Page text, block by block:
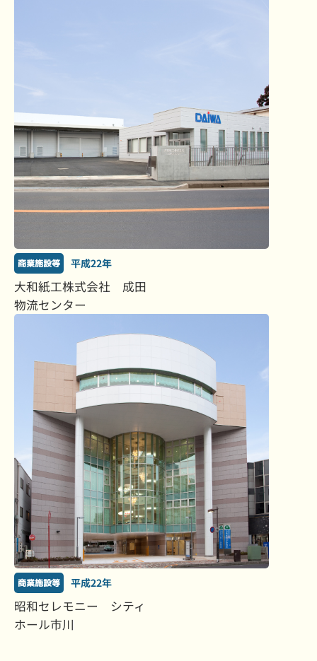
商業施設等 平成22年
大和紙工株式会社 成田
物流センター
商業施設等 平成22年
昭和セレモニー シティ
ホール市川